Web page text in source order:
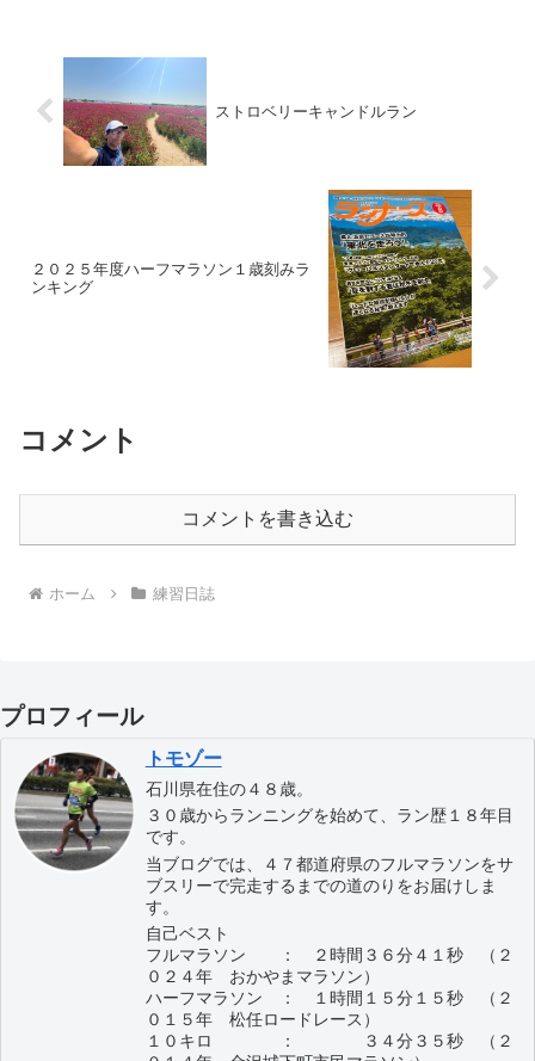
ストロベリーキャンドルラン
２０２５年度ハーフマラソン１歳刻みラ
ンキング
コメント
コメントを書き込む
ホーム 練習日誌
プロフィール
トモゾー
石川県在住の４８歳。
３０歳からランニングを始めて、ラン歴１８年目
です。
当ブログでは、４７都道府県のフルマラソンをサ
ブスリーで完走するまでの道のりをお届けしま
す。
自己ベスト
フルマラソン ： ２時間３６分４１秒 （２
０２４年 おかやまマラソン）
ハーフマラソン ： １時間１５分１５秒 （２
０１５年 松任ロードレース）
１０キロ ： ３４分３５秒 （２